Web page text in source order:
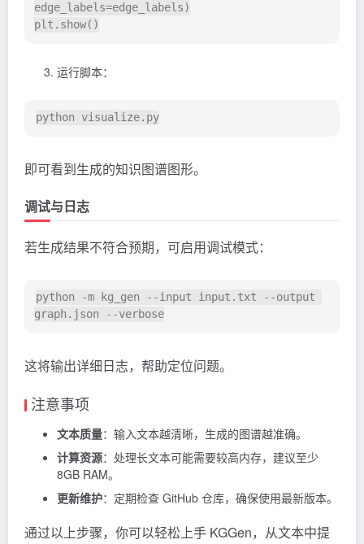
edge_labels=edge_labels)
运行脚本：
即可看到生成的知识图谱图形。
调试与日志
若生成结果不符合预期，可启用调试模式：
python -m kg_gen --input input.txt --output
这将输出详细日志，帮助定位问题。
注意事项
文本质量：输入文本越清晰，生成的图谱越准确。
计算资源：处理长文本可能需要较高内存，建议至少
8GB RAM。
更新维护：定期检查 GitHub 仓库，确保使用最新版本。
通过以上步骤，你可以轻松上手 KGGen，从文本中提